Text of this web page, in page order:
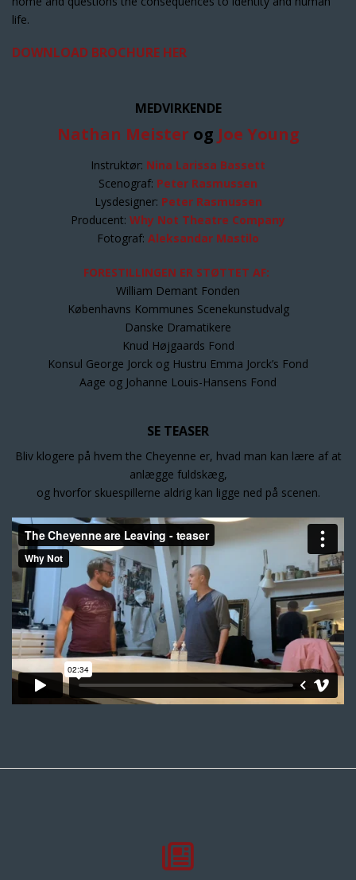
life.
DOWNLOAD BROCHURE HER
MEDVIRKENDE
Nathan Meister og Joe Young
Instruktør: Nina Larissa Bassett
Scenograf: Peter Rasmussen
Lysdesigner: Peter Rasmussen
Producent: Why Not Theatre Company
Fotograf: Aleksandar Mastilo
FORESTILLINGEN ER STØTTET AF:
William Demant Fonden
Københavns Kommunes Scenekunstudvalg
Danske Dramatikere
Knud Højgaards Fond
Konsul George Jorck og Hustru Emma Jorck’s Fond
Aage og Johanne Louis-Hansens Fond
SE TEASER
Bliv klogere på hvem the Cheyenne er, hvad man kan lære af at
anlægge fuldskæg,
og hvorfor skuespillerne aldrig kan ligge ned på scenen.